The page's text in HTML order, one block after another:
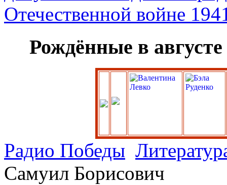
Рождённые в августе
Радио Победы
Самуил Борисович